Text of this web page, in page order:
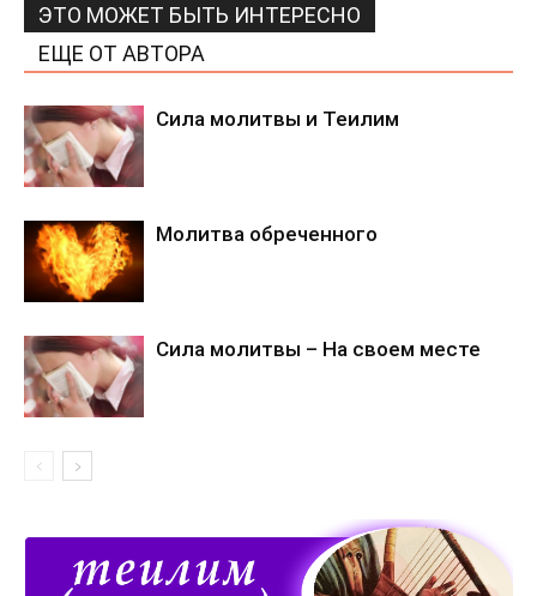
ЭТО МОЖЕТ БЫТЬ ИНТЕРЕСНО
ЕЩЕ ОТ АВТОРА
Сила молитвы и Теилим
Молитва обреченного
Сила молитвы – На своем месте